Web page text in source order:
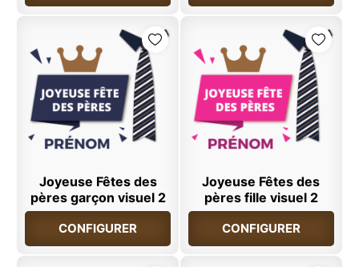
Joyeuse Fêtes des
pères garçon visuel 2
CONFIGURER
Joyeuse Fêtes des
pères fille visuel 2
CONFIGURER